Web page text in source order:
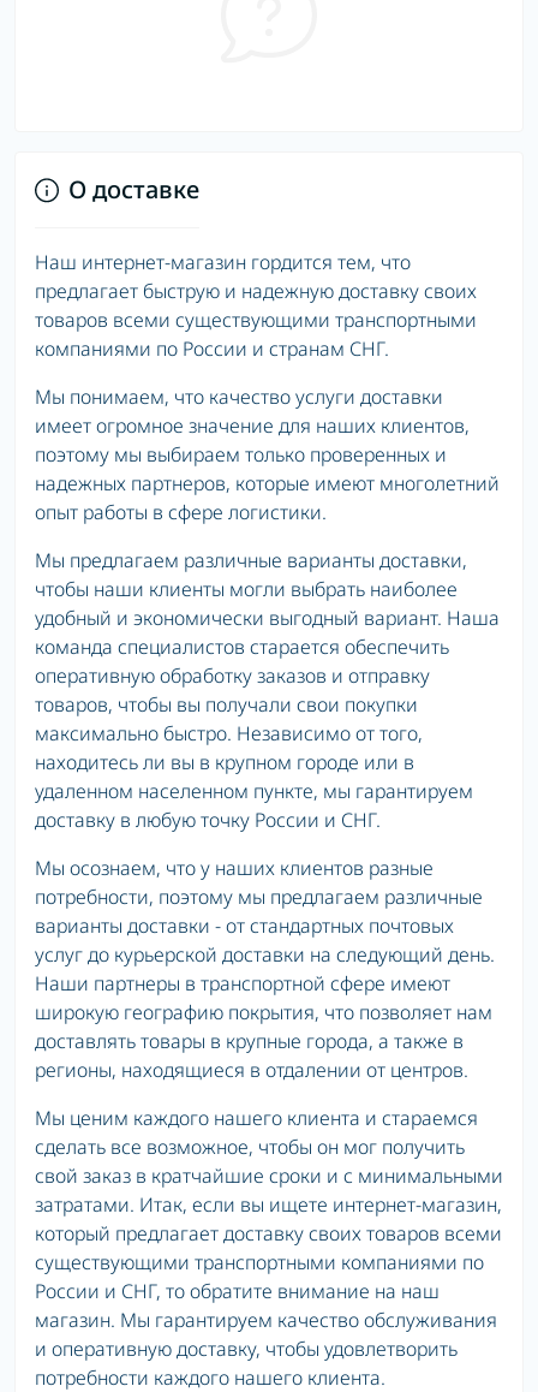
О доставке
Наш интернет-магазин гордится тем, что
предлагает быструю и надежную доставку своих
товаров всеми существующими транспортными
компаниями по России и странам СНГ.
Мы понимаем, что качество услуги доставки
имеет огромное значение для наших клиентов,
поэтому мы выбираем только проверенных и
надежных партнеров, которые имеют многолетний
опыт работы в сфере логистики.
Мы предлагаем различные варианты доставки,
чтобы наши клиенты могли выбрать наиболее
удобный и экономически выгодный вариант. Наша
команда специалистов старается обеспечить
оперативную обработку заказов и отправку
товаров, чтобы вы получали свои покупки
максимально быстро. Независимо от того,
находитесь ли вы в крупном городе или в
удаленном населенном пункте, мы гарантируем
доставку в любую точку России и СНГ.
Мы осознаем, что у наших клиентов разные
потребности, поэтому мы предлагаем различные
варианты доставки - от стандартных почтовых
услуг до курьерской доставки на следующий день.
Наши партнеры в транспортной сфере имеют
широкую географию покрытия, что позволяет нам
доставлять товары в крупные города, а также в
регионы, находящиеся в отдалении от центров.
Мы ценим каждого нашего клиента и стараемся
сделать все возможное, чтобы он мог получить
свой заказ в кратчайшие сроки и с минимальными
затратами. Итак, если вы ищете интернет-магазин,
который предлагает доставку своих товаров всеми
существующими транспортными компаниями по
России и СНГ, то обратите внимание на наш
магазин. Мы гарантируем качество обслуживания
и оперативную доставку, чтобы удовлетворить
потребности каждого нашего клиента.